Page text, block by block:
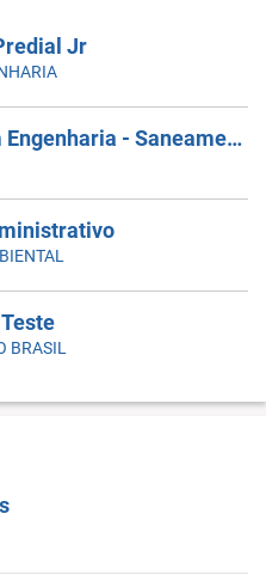
Jr
Estagiário Em Engenharia - Saneamento
BRASIL